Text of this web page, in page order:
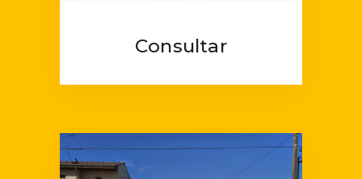
Consultar